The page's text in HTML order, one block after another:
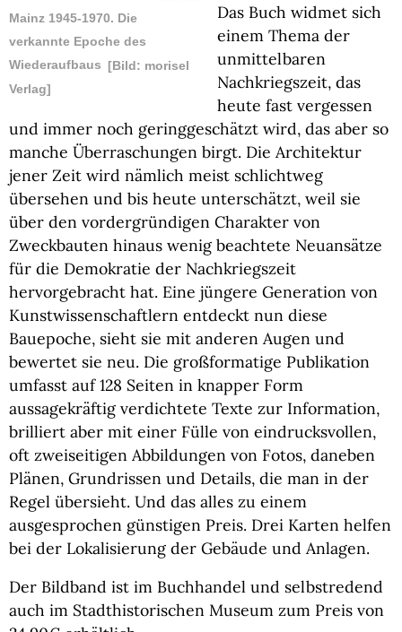
Mainz 1945-1970. Die
verkannte Epoche des
Wiederaufbaus [Bild: morisel
Verlag]
Das Buch widmet sich
einem Thema der
unmittelbaren
Nachkriegszeit, das
heute fast vergessen
und immer noch geringgeschätzt wird, das aber so
manche Überraschungen birgt. Die Architektur
jener Zeit wird nämlich meist schlichtweg
übersehen und bis heute unterschätzt, weil sie
über den vordergründigen Charakter von
Zweckbauten hinaus wenig beachtete Neuansätze
für die Demokratie der Nachkriegszeit
hervorgebracht hat. Eine jüngere Generation von
Kunstwissenschaftlern entdeckt nun diese
Bauepoche, sieht sie mit anderen Augen und
bewertet sie neu. Die großformatige Publikation
umfasst auf 128 Seiten in knapper Form
aussagekräftig verdichtete Texte zur Information,
brilliert aber mit einer Fülle von eindrucksvollen,
oft zweiseitigen Abbildungen von Fotos, daneben
Plänen, Grundrissen und Details, die man in der
Regel übersieht. Und das alles zu einem
ausgesprochen günstigen Preis. Drei Karten helfen
bei der Lokalisierung der Gebäude und Anlagen.
Der Bildband ist im Buchhandel und selbstredend
auch im Stadthistorischen Museum zum Preis von